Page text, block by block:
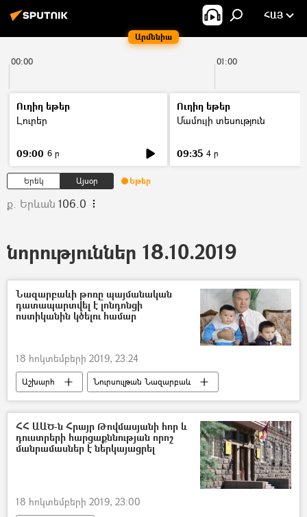
Արմենիա
ՀԱՅ
00:00 01:00
Ուղիղ եթեր
Լուրեր
09:00 6 ր
Ուղիղ եթեր
Մամուլի տեսություն
09:35 4 ր
Երեկ Այսօր Եթեր
ք. Երևան 106.0
նորություններ 18.10.2019
Նազարբաևի թոռը պայմանական
դատապարտվել է լոնդոնցի
ոստիկանին կծելու համար
18 հոկտեմբերի 2019, 23:24
Աշխարհ
Նուրսուլթան Նազարբաև
Լոնդոն
ՀՀ ԱԱԾ-ն Հրայր Թովմասյանի հոր և
դուստրերի հարցաքննության որոշ
մանրամասներ է ներկայացրել
18 հոկտեմբերի 2019, 23:00